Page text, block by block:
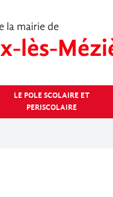
LE POLE SCOLAIRE ET
PERISCOLAIRE